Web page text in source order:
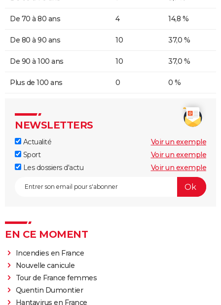
De 70 à 80 ans 4 14,8 %
De 80 à 90 ans 10 37,0 %
De 90 à 100 ans 10 37,0 %
Plus de 100 ans 0 0 %
NEWSLETTERS
Actualité
Voir un exemple
Sport
Voir un exemple
Les dossiers d'actu
Voir un exemple
EN CE MOMENT
Incendies en France
Nouvelle canicule
Tour de France femmes
Quentin Dumontier
Hantavirus en France